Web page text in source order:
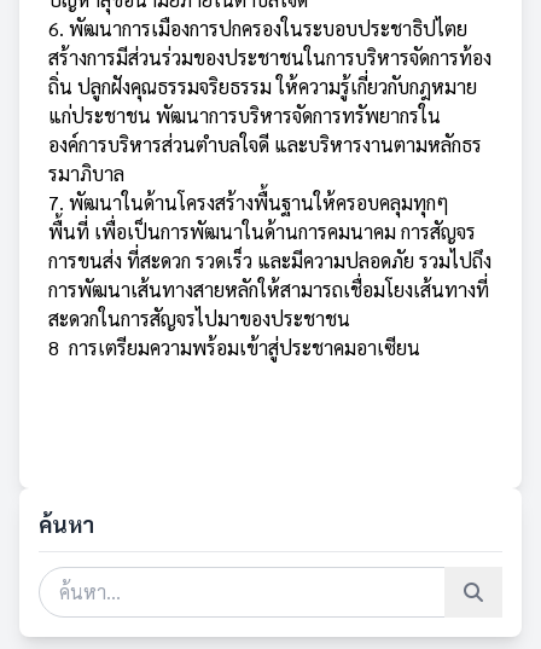
6. พัฒนาการเมืองการปกครองในระบอบประชาธิปไตย
สร้างการมีส่วนร่วมของประชาชนในการบริหารจัดการท้อง
ถิ่น ปลูกฝังคุณธรรมจริยธรรม ให้ความรู้เกี่ยวกับกฎหมาย
แก่ประชาชน พัฒนาการบริหารจัดการทรัพยากรใน
องค์การบริหารส่วนตำบลใจดี และบริหารงานตามหลักธร
รมาภิบาล
7. พัฒนาในด้านโครงสร้างพื้นฐานให้ครอบคลุมทุกๆ
พื้นที่ เพื่อเป็นการพัฒนาในด้านการคมนาคม การสัญจร
การขนส่ง ที่สะดวก รวดเร็ว และมีความปลอดภัย รวมไปถึง
การพัฒนาเส้นทางสายหลักให้สามารถเชื่อมโยงเส้นทางที่
สะดวกในการสัญจรไปมาของประชาชน
8 การเตรียมความพร้อมเข้าสู่ประชาคมอาเซียน
ค้นหา